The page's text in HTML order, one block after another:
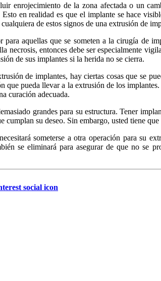
enrojecimiento de la zona afectada o un
en realidad es que el implante se hace
de estos signos de una extrusión de
aquellas que se someten a la cirugía de
necrosis, entonces debe ser especialmente
de sus implantes si la herida no se cierra.
de implantes, hay ciertas cosas que se
que pueda llevar a la extrusión de los
curación adecuada.
grandes para su estructura. Tener
cumplan su deseo. Sin embargo, usted tiene
someterse a otra operación para su
se eliminará para asegurar de que no se